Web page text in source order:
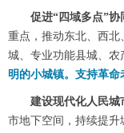
促进“四域多点”协
重点，推动东北、西
城、专业功能县城、
明的小城镇。支持革命
建设现代化人民城
市地下空间，持续提